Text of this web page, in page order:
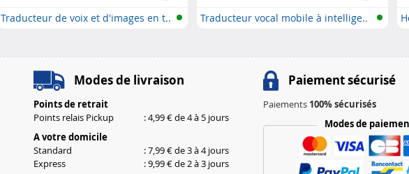
Traducteur de voix et d'images en t.. Traducteur vocal mobile à intellige..
Modes de livraison
Points de retrait
Points relais Pickup
: 4,99 € de 4 à 5 jours
A votre domicile
Standard
: 7,99 € de 3 à 4 jours
Express
: 9,99 € de 2 à 3 jours
Paiement sécurisé
Paiements 100% sécurisés
Modes de